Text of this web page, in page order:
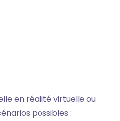
en réalité virtuelle ou
possibles :